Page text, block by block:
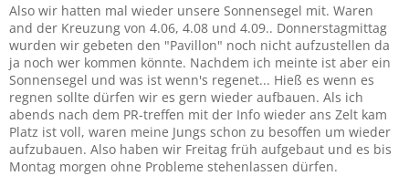
Also wir hatten mal wieder unsere Sonnensegel mit. Waren
and der Kreuzung von 4.06, 4.08 und 4.09.. Donnerstagmittag
wurden wir gebeten den "Pavillon" noch nicht aufzustellen da
ja noch wer kommen könnte. Nachdem ich meinte ist aber ein
Sonnensegel und was ist wenn's regenet... Hieß es wenn es
regnen sollte dürfen wir es gern wieder aufbauen. Als ich
abends nach dem PR-treffen mit der Info wieder ans Zelt kam
Platz ist voll, waren meine Jungs schon zu besoffen um wieder
aufzubauen. Also haben wir Freitag früh aufgebaut und es bis
Montag morgen ohne Probleme stehenlassen dürfen.